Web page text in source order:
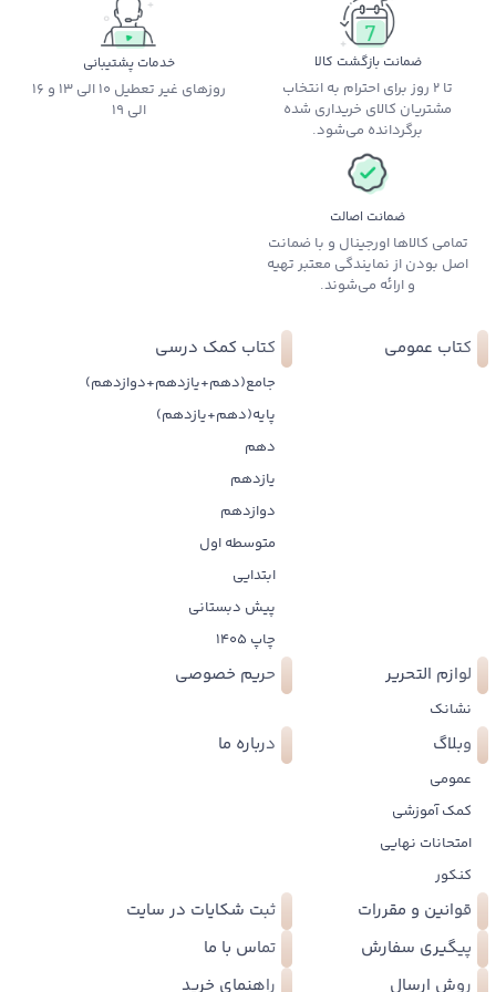
ضمانت بازگشت کالا
تا 2 روز برای احترام به انتخاب
مشتریان کالای خریداری شده
برگردانده می‌شود.
خدمات پشتیبانی
روزهای غیر تعطیل 10 الی 13 و 16
الی 19
ضمانت اصالت
تمامی کالاها اورجینال و با ضمانت
اصل بودن از نمایندگی معتبر تهیه
و ارائه می‌شوند.
کتاب عمومی کتاب کمک درسی
جامع(دهم+یازدهم+دوازدهم)
پایه(دهم+یازدهم)
دهم
یازدهم
دوازدهم
متوسطه اول
ابتدایی
پیش دبستانی
چاپ 1405
لوازم التحریر
نشانک
حریم خصوصی
وبلاگ
عمومی
کمک آموزشی
امتحانات نهایی
کنکور
درباره ما
قوانین و مقررات
ثبت شکایات در سایت
پیگیری سفارش
تماس با ما
روش ارسال
راهنمای خرید